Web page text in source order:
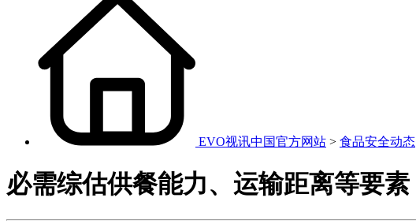
EVO视讯中国官方网站 > 食品安全动态
必需综估供餐能力、运输距离等要素